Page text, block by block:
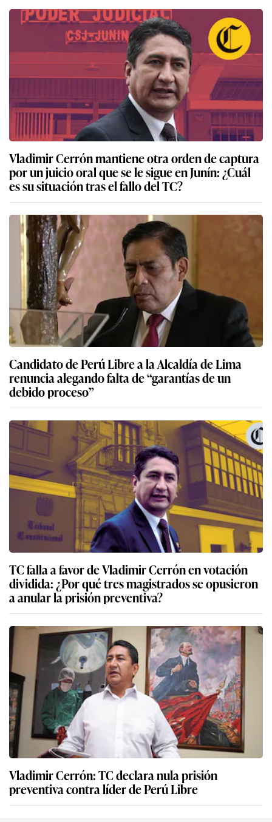
Vladimir Cerrón mantiene otra orden de captura
por un juicio oral que se le sigue en Junín: ¿Cuál
es su situación tras el fallo del TC?
Candidato de Perú Libre a la Alcaldía de Lima
renuncia alegando falta de “garantías de un
debido proceso”
TC falla a favor de Vladimir Cerrón en votación
dividida: ¿Por qué tres magistrados se opusieron
a anular la prisión preventiva?
Vladimir Cerrón: TC declara nula prisión
preventiva contra líder de Perú Libre